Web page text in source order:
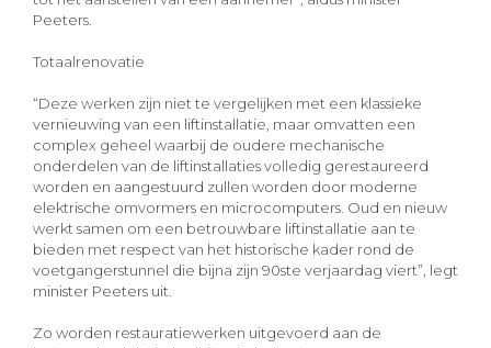
Peeters.
Totaalrenovatie
“Deze werken zijn niet te vergelijken met een klassieke
vernieuwing van een liftinstallatie, maar omvatten een
complex geheel waarbij de oudere mechanische
onderdelen van de liftinstallaties volledig gerestaureerd
worden en aangestuurd zullen worden door moderne
elektrische omvormers en microcomputers. Oud en nieuw
werkt samen om een betrouwbare liftinstallatie aan te
bieden met respect van het historische kader rond de
voetgangerstunnel die bijna zijn 90ste verjaardag viert”, legt
minister Peeters uit.
Zo worden restauratiewerken uitgevoerd aan de